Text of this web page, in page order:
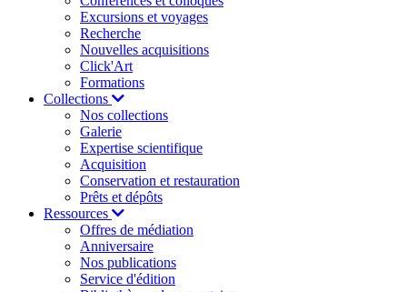
Excursions et voyages
Recherche
Nouvelles acquisitions
Click'Art
Formations
Collections
Nos collections
Galerie
Expertise scientifique
Acquisition
Conservation et restauration
Prêts et dépôts
Ressources
Offres de médiation
Anniversaire
Nos publications
Service d'édition